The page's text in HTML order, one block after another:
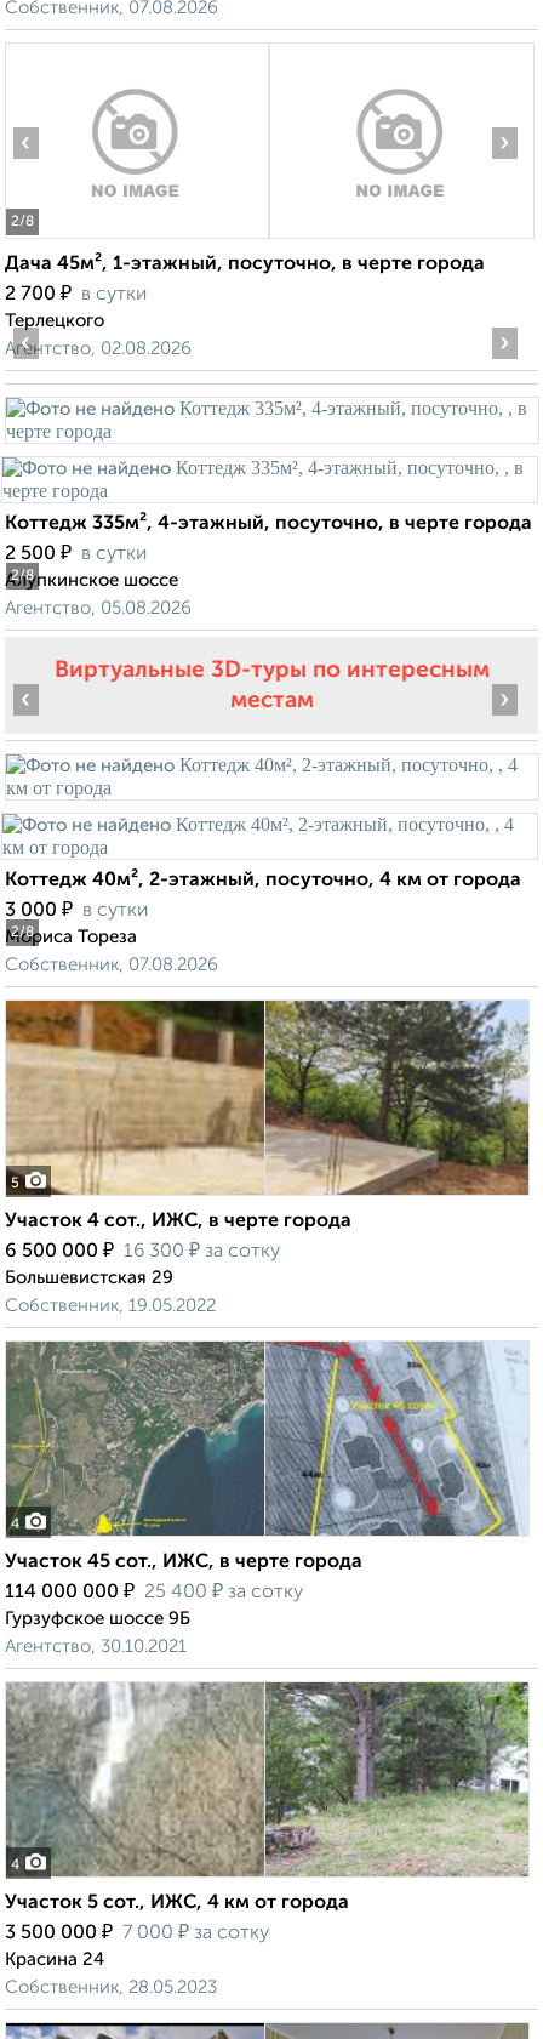
Собственник, 07.08.2026
2/8
‹ ›
Дача 45м², 1-этажный, посуточно, в черте города
2 700 ₽ в сутки
Терлецкого
Агентство, 02.08.2026
2/8
‹ ›
Коттедж 335м², 4-этажный, посуточно, в черте города
2 500 ₽ в сутки
Алупкинское шоссе
Агентство, 05.08.2026
Виртуальные 3D-туры по интересным
местам
2/8
‹ ›
Коттедж 40м², 2-этажный, посуточно, 4 км от города
3 000 ₽ в сутки
Мориса Тореза
Собственник, 07.08.2026
5
Участок 4 сот., ИЖС, в черте города
6 500 000 ₽ 16 300 ₽ за сотку
Большевистская 29
Собственник, 19.05.2022
4
Участок 45 сот., ИЖС, в черте города
114 000 000 ₽ 25 400 ₽ за сотку
Гурзуфское шоссе 9Б
Агентство, 30.10.2021
4
Участок 5 сот., ИЖС, 4 км от города
3 500 000 ₽ 7 000 ₽ за сотку
Красина 24
Собственник, 28.05.2023